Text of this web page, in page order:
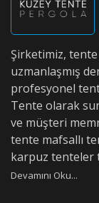
Şirketimiz, tente
uzmanlaşmış
profesyonel
Tente olarak
ve müşteri
tente mafsallı
karpuz tenteler
Devamını Oku...